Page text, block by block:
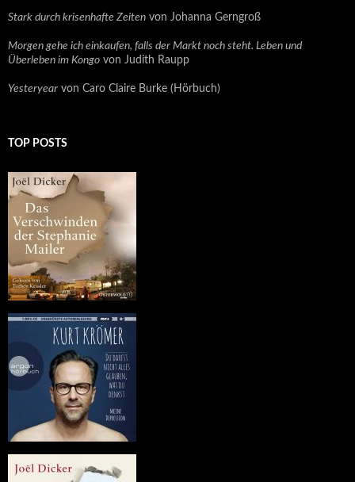
Stark durch krisenhafte Zeiten von Johanna Gerngroß
Morgen gehe ich einkaufen, falls der Markt noch steht. Leben und
Überleben im Kongo von Judith Raupp
Yesteryear von Caro Claire Burke (Hörbuch)
TOP POSTS